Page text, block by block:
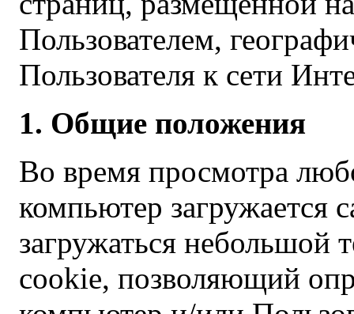
Пользователем,
Пользователя к сети
1. Общие положения
Во время просмотра
компьютер загружается
загружаться небольшой
cookie, позволяющий